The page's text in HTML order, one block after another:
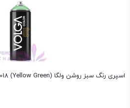
اسپری رنگ سبز روشن ولگا VOLGA COLOR – RAL 6018 (Yellow Green)